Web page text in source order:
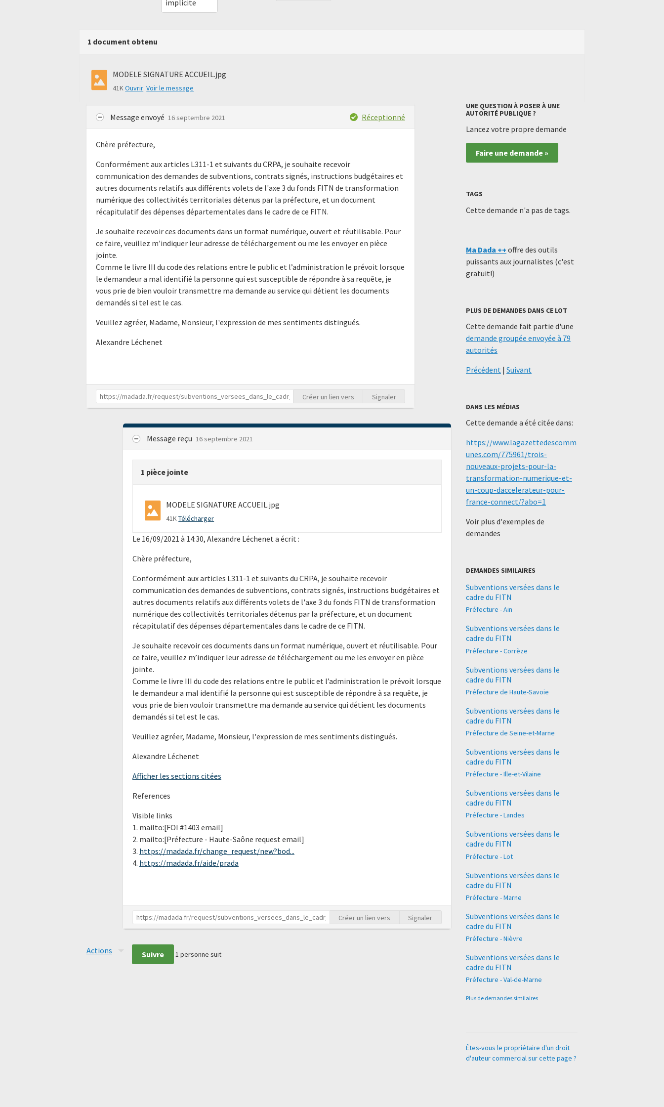
implicite
1 document obtenu
MODELE SIGNATURE ACCUEIL.jpg
41KOuvrir Voir le message
Message envoyé 16 septembre 2021 Réceptionné
Chère préfecture,
Conformément aux articles L311-1 et suivants du CRPA, je souhaite recevoir
communication des demandes de subventions, contrats signés, instructions budgétaires et
autres documents relatifs aux différents volets de l'axe 3 du fonds FITN de transformation
numérique des collectivités territoriales détenus par la préfecture, et un document
récapitulatif des dépenses départementales dans le cadre de ce FITN.
Je souhaite recevoir ces documents dans un format numérique, ouvert et réutilisable. Pour
ce faire, veuillez m’indiquer leur adresse de téléchargement ou me les envoyer en pièce
jointe.
Comme le livre III du code des relations entre le public et l’administration le prévoit lorsque
le demandeur a mal identifié la personne qui est susceptible de répondre à sa requête, je
vous prie de bien vouloir transmettre ma demande au service qui détient les documents
demandés si tel est le cas.
Veuillez agréer, Madame, Monsieur, l'expression de mes sentiments distingués.
Alexandre Léchenet
Créer un lien vers Signaler
Message reçu 16 septembre 2021
1 pièce jointe
MODELE SIGNATURE ACCUEIL.jpg
41KTélécharger
Le 16/09/2021 à 14:30, Alexandre Léchenet a écrit :
Chère préfecture,
Conformément aux articles L311-1 et suivants du CRPA, je souhaite recevoir
communication des demandes de subventions, contrats signés, instructions budgétaires et
autres documents relatifs aux différents volets de l'axe 3 du fonds FITN de transformation
numérique des collectivités territoriales détenus par la préfecture, et un document
récapitulatif des dépenses départementales dans le cadre de ce FITN.
Je souhaite recevoir ces documents dans un format numérique, ouvert et réutilisable. Pour
ce faire, veuillez m’indiquer leur adresse de téléchargement ou me les envoyer en pièce
jointe.
Comme le livre III du code des relations entre le public et l’administration le prévoit lorsque
le demandeur a mal identifié la personne qui est susceptible de répondre à sa requête, je
vous prie de bien vouloir transmettre ma demande au service qui détient les documents
demandés si tel est le cas.
Veuillez agréer, Madame, Monsieur, l'expression de mes sentiments distingués.
Alexandre Léchenet
Afficher les sections citées
References
Visible links
1. mailto:[FOI #1403 email]
2. mailto:[Préfecture - Haute-Saône request email]
3. https://madada.fr/change_request/new?bod...
4. https://madada.fr/aide/prada
Créer un lien vers Signaler
Actions Suivre 1 personne suit
UNE QUESTION À POSER À UNE
AUTORITÉ PUBLIQUE ?
Lancez votre propre demande
Faire une demande »
TAGS
Cette demande n'a pas de tags.
Ma Dada ++ offre des outils
puissants aux journalistes (c'est
gratuit!)
PLUS DE DEMANDES DANS CE LOT
Cette demande fait partie d'une
demande groupée envoyée à 79
autorités
Précédent | Suivant
DANS LES MÉDIAS
Cette demande a été citée dans:
https://www.lagazettedescomm
unes.com/775961/trois-
nouveaux-projets-pour-la-
transformation-numerique-et-
un-coup-daccelerateur-pour-
france-connect/?abo=1
Voir plus d'exemples de
demandes
DEMANDES SIMILAIRES
Subventions versées dans le
cadre du FITN
Préfecture - Ain
Subventions versées dans le
cadre du FITN
Préfecture - Corrèze
Subventions versées dans le
cadre du FITN
Préfecture de Haute-Savoie
Subventions versées dans le
cadre du FITN
Préfecture de Seine-et-Marne
Subventions versées dans le
cadre du FITN
Préfecture - Ille-et-Vilaine
Subventions versées dans le
cadre du FITN
Préfecture - Landes
Subventions versées dans le
cadre du FITN
Préfecture - Lot
Subventions versées dans le
cadre du FITN
Préfecture - Marne
Subventions versées dans le
cadre du FITN
Préfecture - Nièvre
Subventions versées dans le
cadre du FITN
Préfecture - Val-de-Marne
Plus de demandes similaires
Êtes-vous le propriétaire d'un droit
d'auteur commercial sur cette page ?